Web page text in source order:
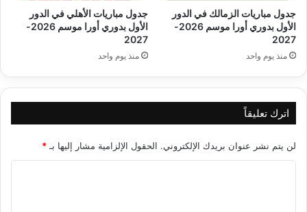
جدول مباريات الزمالك في الدور
الأول بدوري أورا موسم 2026-
2027
منذ يوم واحد
جدول مباريات الأهلي في الدور
الأول بدوري أورا موسم 2026-
2027
منذ يوم واحد
اترك تعليقاً
لن يتم نشر عنوان بريدك الإلكتروني. الحقول الإلزامية مشار إليها بـ *